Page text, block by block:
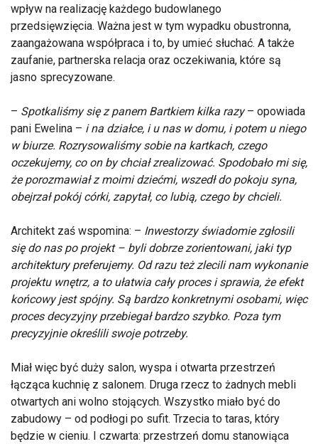
wpływ na realizację każdego budowlanego
przedsięwzięcia. Ważna jest w tym wypadku obustronna,
zaangażowana współpraca i to, by umieć słuchać. A także
zaufanie, partnerska relacja oraz oczekiwania, które są
jasno sprecyzowane.
– Spotkaliśmy się z panem Bartkiem kilka razy– opowiada
pani Ewelina – i na działce, i u nas w domu, i potem u niego
w biurze. Rozrysowaliśmy sobie na kartkach, czego
oczekujemy, co on by chciał zrealizować. Spodobało mi się,
że porozmawiał z moimi dziećmi, wszedł do pokoju syna,
obejrzał pokój córki, zapytał, co lubią, czego by chcieli.
Architekt zaś wspomina: – Inwestorzy świadomie zgłosili
się do nas po projekt – byli dobrze zorientowani, jaki typ
architektury preferujemy. Od razu też zlecili nam wykonanie
projektu wnętrz, a to ułatwia cały proces i sprawia, że efekt
końcowy jest spójny. Są bardzo konkretnymi osobami, więc
proces decyzyjny przebiegał bardzo szybko. Poza tym
precyzyjnie określili swoje potrzeby.
Miał więc być duży salon, wyspa i otwarta przestrzeń
łącząca kuchnię z salonem. Druga rzecz to żadnych mebli
otwartych ani wolno stojących. Wszystko miało być do
zabudowy – od podłogi po sufit. Trzecia to taras, który
będzie w cieniu. I czwarta: przestrzeń domu stanowiąca